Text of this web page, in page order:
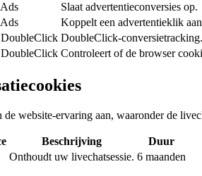
Slaat advertentieconversies op.
Koppelt een advertentieklik
DoubleClick-conversietracking.
Controleert of de browser
de website-ervaring aan, waaronder de
Beschrijving
Duur
Onthoudt uw livechatsessie. 6 maanden